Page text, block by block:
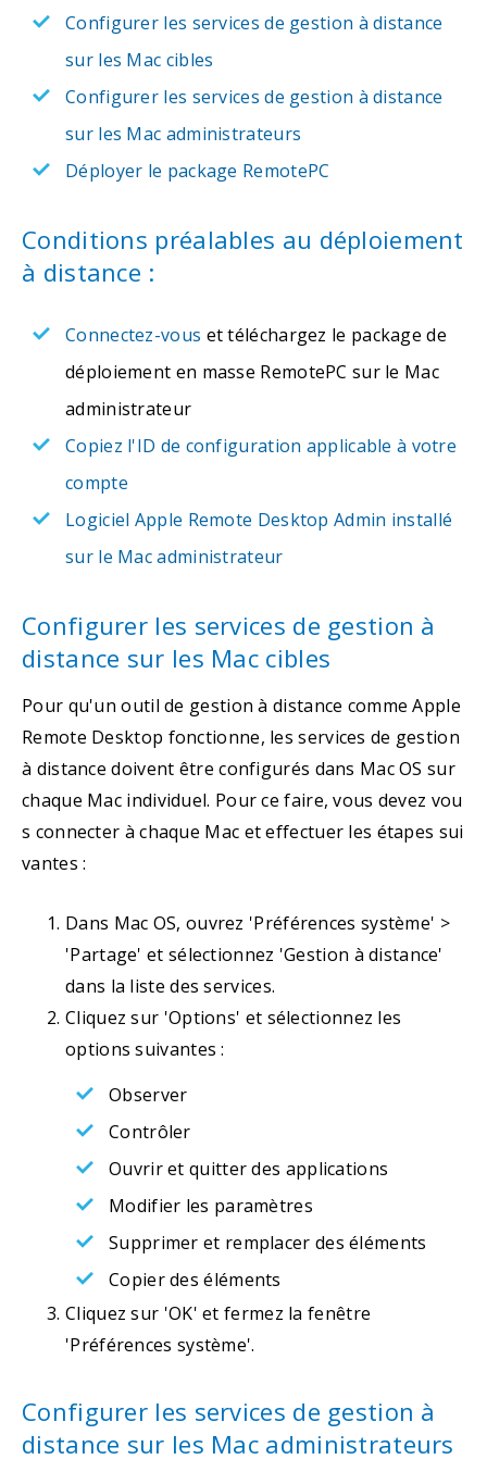
Configurer les services de gestion à distance
sur les Mac cibles
Configurer les services de gestion à distance
sur les Mac administrateurs
Déployer le package RemotePC
Conditions préalables au déploiement
à distance :
Connectez-vous et téléchargez le package de
déploiement en masse RemotePC sur le Mac
administrateur
Copiez l'ID de configuration applicable à votre
compte
Logiciel Apple Remote Desktop Admin installé
sur le Mac administrateur
Configurer les services de gestion à
distance sur les Mac cibles
Pour qu'un outil de gestion à distance comme Apple
Remote Desktop fonctionne, les services de gestion
à distance doivent être configurés dans Mac OS sur
chaque Mac individuel. Pour ce faire, vous devez vou
s connecter à chaque Mac et effectuer les étapes sui
vantes :
Dans Mac OS, ouvrez 'Préférences système' >
'Partage' et sélectionnez 'Gestion à distance'
dans la liste des services.
Cliquez sur 'Options' et sélectionnez les
options suivantes :
Observer
Contrôler
Ouvrir et quitter des applications
Modifier les paramètres
Supprimer et remplacer des éléments
Copier des éléments
Cliquez sur 'OK' et fermez la fenêtre
'Préférences système'.
Configurer les services de gestion à
distance sur les Mac administrateurs